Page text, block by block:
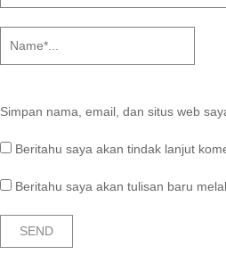
Simpan nama, email, dan situs web
Beritahu saya akan tindak lanjut
Beritahu saya akan tulisan baru